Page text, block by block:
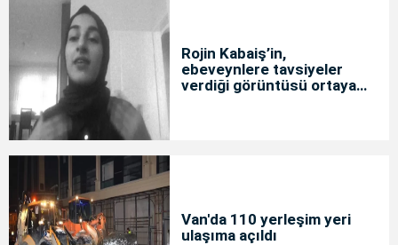
Rojin Kabaiş’in,
ebeveynlere tavsiyeler
verdiği görüntüsü ortaya
Van'da 110 yerleşim yeri
ulaşıma açıldı